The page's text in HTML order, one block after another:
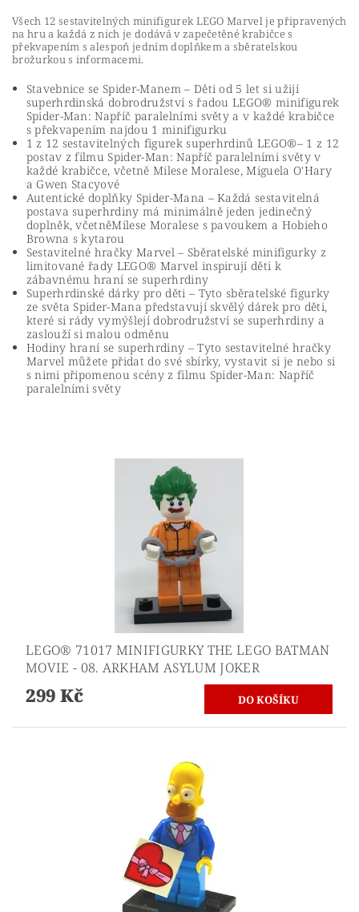
Všech 12 sestavitelných minifigurek LEGO Marvel je připravených
na hru a každá z nich je dodává v zapečetěné krabičce s
překvapením s alespoň jedním doplňkem a sběratelskou
brožurkou s informacemi.
Stavebnice se Spider-Manem – Děti od 5 let si užijí
superhrdinská dobrodružství s řadou LEGO® minifigurek
Spider-Man: Napříč paralelními světy a v každé krabičce
s překvapením najdou 1 minifigurku
1 z 12 sestavitelných figurek superhrdinů LEGO®– 1 z 12
postav z filmu Spider-Man: Napříč paralelními světy v
každé krabičce, včetně Milese Moralese, Miguela O'Hary
a Gwen Stacyové
Autentické doplňky Spider-Mana – Každá sestavitelná
postava superhrdiny má minimálně jeden jedinečný
doplněk, včetněMilese Moralese s pavoukem a Hobieho
Browna s kytarou
Sestavitelné hračky Marvel – Sběratelské minifigurky z
limitované řady LEGO® Marvel inspirují děti k
zábavnému hraní se superhrdiny
Superhrdinské dárky pro děti – Tyto sběratelské figurky
ze světa Spider-Mana představují skvělý dárek pro děti,
které si rády vymýšlejí dobrodružství se superhrdiny a
zaslouží si malou odměnu
Hodiny hraní se superhrdiny – Tyto sestavitelné hračky
Marvel můžete přidat do své sbírky, vystavit si je nebo si
s nimi připomenou scény z filmu Spider-Man: Napříč
paralelními světy
LEGO® 71017 MINIFIGURKY THE LEGO BATMAN
MOVIE - 08. ARKHAM ASYLUM JOKER
299 Kč